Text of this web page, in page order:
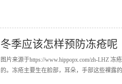
冬季应该怎样预防冻疮呢
图片来源于https://www.hippopx.com/zh-LHZ
的。冻疮主要生在脸部，耳朵，手部这些裸露